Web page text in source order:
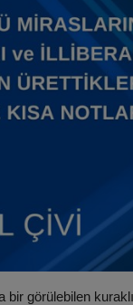
görülebilen